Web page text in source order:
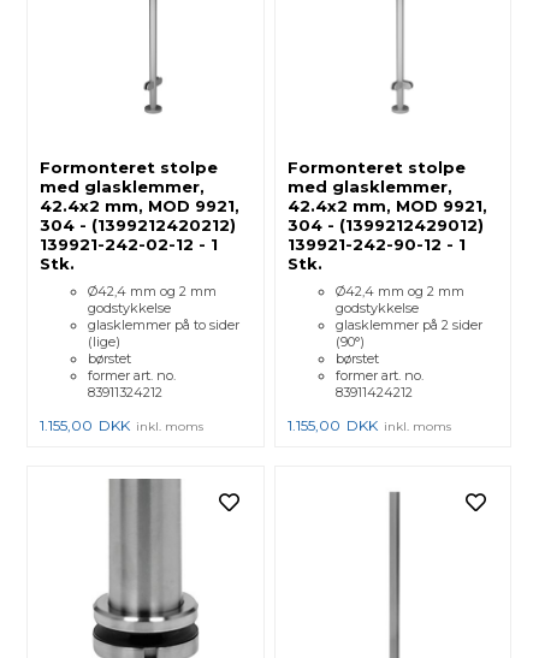
Formonteret stolpe
med glasklemmer,
42.4x2 mm, MOD 9921,
304 - (1399212420212)
139921-242-02-12 - 1
Stk.
Ø42,4 mm og 2 mm
godstykkelse
glasklemmer på to sider
(lige)
børstet
former art. no.
83911324212
1.155,00 DKK inkl. moms
Formonteret stolpe
med glasklemmer,
42.4x2 mm, MOD 9921,
304 - (1399212429012)
139921-242-90-12 - 1
Stk.
Ø42,4 mm og 2 mm
godstykkelse
glasklemmer på 2 sider
(90°)
børstet
former art. no.
83911424212
1.155,00 DKK inkl. moms